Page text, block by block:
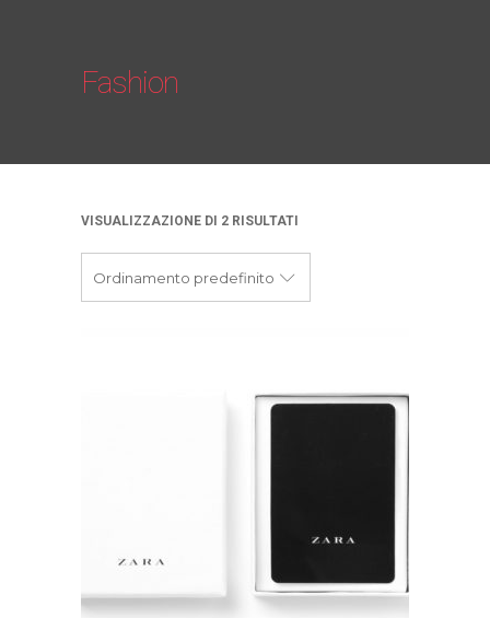
Fashion
VISUALIZZAZIONE DI 2 RISULTATI
Ordinamento predefinito